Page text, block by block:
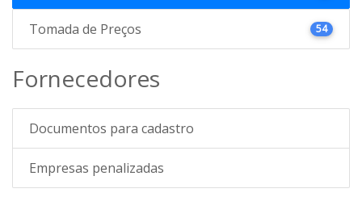
Tomada de Preços 54
Fornecedores
Documentos para cadastro
Empresas penalizadas